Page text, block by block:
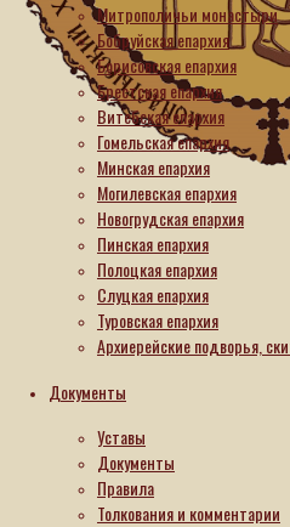
Митрополичьи монастыри
Бобруйская епархия
Борисовская епархия
Брестская епархия
Витебская епархия
Гомельская епархия
Минская епархия
Могилевская епархия
Новогрудская епархия
Пинская епархия
Полоцкая епархия
Слуцкая епархия
Туровская епархия
Архиерейские подворья,
Документы
Уставы
Документы
Правила
Толкования и комментарии